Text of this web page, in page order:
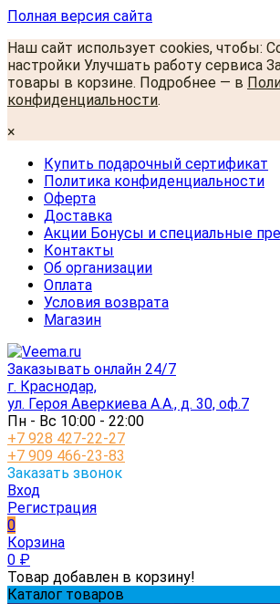
Полная версия сайта
Наш сайт использует cookies, чтобы:
настройки Улучшать работу сервиса
товары в корзине. Подробнее — в
конфиденциальности.
×
Купить подарочный сертификат
Политика конфиденциальности
Оферта
Доставка
Акции Бонусы и специальные
Контакты
Об организации
Оплата
Условия возврата
Магазин
Заказывать онлайн 24/7
г. Краснодар,
ул. Героя Аверкиева А.А., д. 30, оф.7
Пн - Вс 10:00 - 22:00
+7 928 427-22-27
+7 909 466-23-83
Заказать звонок
Вход
Регистрация
0
Корзина
0 ₽
Товар добавлен в корзину!
Каталог товаров